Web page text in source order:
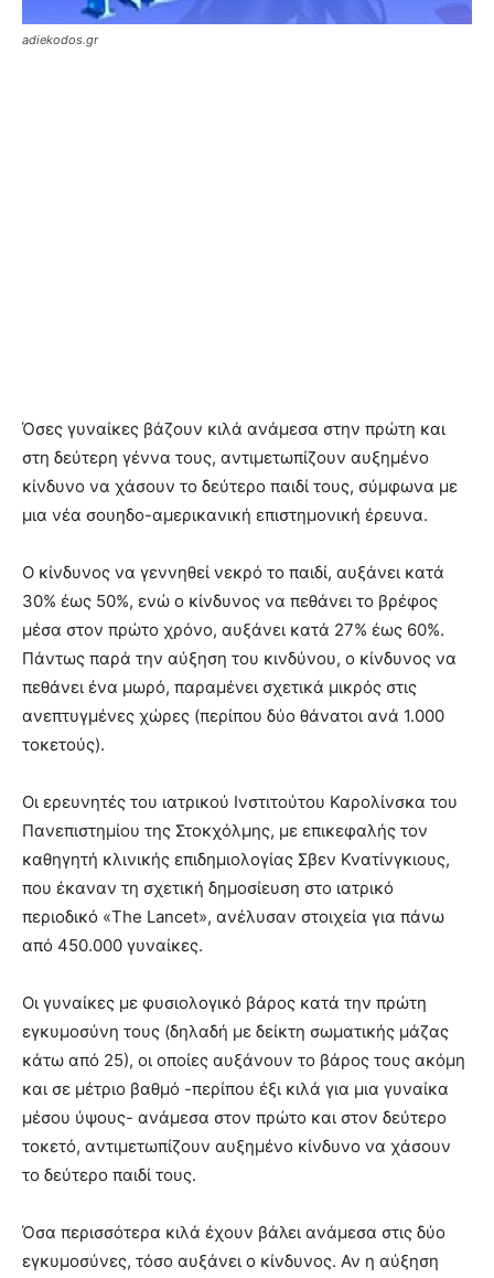
adiekodos.gr
Όσες γυναίκες βάζουν κιλά ανάμεσα στην πρώτη και
στη δεύτερη γέννα τους, αντιμετωπίζουν αυξημένο
κίνδυνο να χάσουν το δεύτερο παιδί τους, σύμφωνα με
μια νέα σουηδο-αμερικανική επιστημονική έρευνα.
Ο κίνδυνος να γεννηθεί νεκρό το παιδί, αυξάνει κατά
30% έως 50%, ενώ ο κίνδυνος να πεθάνει το βρέφος
μέσα στον πρώτο χρόνο, αυξάνει κατά 27% έως 60%.
Πάντως παρά την αύξηση του κινδύνου, ο κίνδυνος να
πεθάνει ένα μωρό, παραμένει σχετικά μικρός στις
ανεπτυγμένες χώρες (περίπου δύο θάνατοι ανά 1.000
τοκετούς).
Οι ερευνητές του ιατρικού Ινστιτούτου Καρολίνσκα του
Πανεπιστημίου της Στοκχόλμης, με επικεφαλής τον
καθηγητή κλινικής επιδημιολογίας Σβεν Κνατίνγκιους,
που έκαναν τη σχετική δημοσίευση στο ιατρικό
περιοδικό «The Lancet», ανέλυσαν στοιχεία για πάνω
από 450.000 γυναίκες.
Οι γυναίκες με φυσιολογικό βάρος κατά την πρώτη
εγκυμοσύνη τους (δηλαδή με δείκτη σωματικής μάζας
κάτω από 25), οι οποίες αυξάνουν το βάρος τους ακόμη
και σε μέτριο βαθμό -περίπου έξι κιλά για μια γυναίκα
μέσου ύψους- ανάμεσα στον πρώτο και στον δεύτερο
τοκετό, αντιμετωπίζουν αυξημένο κίνδυνο να χάσουν
το δεύτερο παιδί τους.
Όσα περισσότερα κιλά έχουν βάλει ανάμεσα στις δύο
εγκυμοσύνες, τόσο αυξάνει ο κίνδυνος. Αν η αύξηση